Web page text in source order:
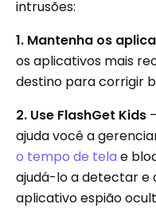
intrusões:
1. Mantenha os
os aplicativos mais
destino para corrigir
2. Use FlashGet Kids –
ajuda você a
o tempo de tela e
ajudá-lo a detectar e
aplicativo espião